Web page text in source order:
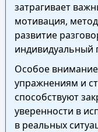
затрагивает
мотивация,
развитие
индивидуальный
Особое внимание
упражнениям и
способствуют
уверенности в
в реальных